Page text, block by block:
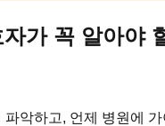
가 꼭 알아야
악하고, 언제 병원에